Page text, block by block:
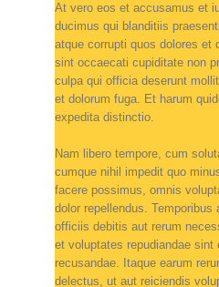
At vero eos et accusamus et
ducimus qui blanditiis
atque corrupti quos dolores et
sint occaecati cupiditate non
culpa qui officia deserunt
et dolorum fuga. Et harum
expedita distinctio.
Nam libero tempore, cum
cumque nihil impedit quo
facere possimus, omnis
dolor repellendus.
officiis debitis aut rerum
et voluptates repudiandae sint
recusandae. Itaque earum
delectus, ut aut reiciendis